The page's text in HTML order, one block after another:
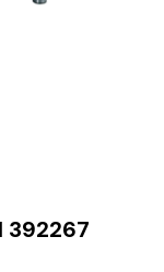
392267